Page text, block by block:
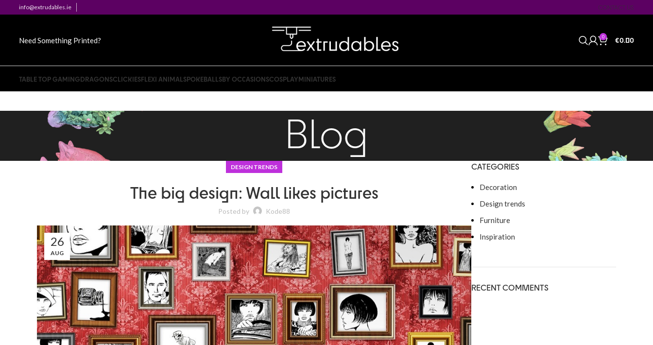
info@extrudables.ie CONTACT US
Need Something Printed? 0 €0.00
TABLE TOP GAMINGDRAGONSCLICKIESFLEXI ANIMALSPOKEBALLSBY OCCASIONSCOSPLAYMINIATURES
Blog
DESIGN TRENDS
The big design: Wall likes pictures
Posted by Kode88
26
AUG
CATEGORIES
Decoration
Design trends
Furniture
Inspiration
RECENT COMMENTS